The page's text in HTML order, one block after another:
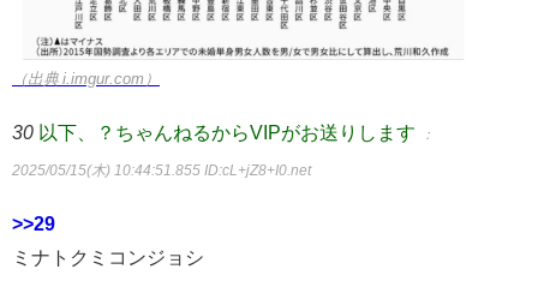
（出典 i.imgur.com）
30 以下、？ちゃんねるからVIPがお送りします ：
2025/05/15(木) 10:44:51.855 ID:cL+jZ8+I0.net
>>29
ミナトクミコンジョシ